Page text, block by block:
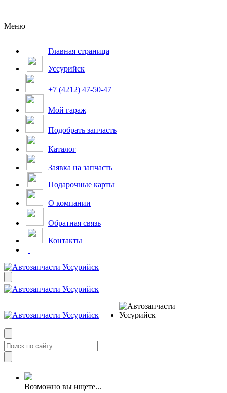
Меню
Главная страница
Уссурийск
+7 (4212) 47-50-47
Мой гараж
Подобрать запчасть
Каталог
Заявка на запчасть
Подарочные карты
О компании
Обратная связь
Контакты
Возможно вы ищете...